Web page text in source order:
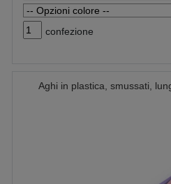
confezione
Aghi in plastica, smussati,